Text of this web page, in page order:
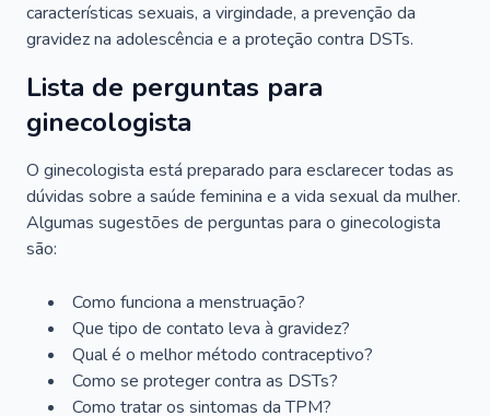
características sexuais, a virgindade, a prevenção da
gravidez na adolescência e a proteção contra DSTs.
Lista de perguntas para
ginecologista
O ginecologista está preparado para esclarecer todas as
dúvidas sobre a saúde feminina e a vida sexual da mulher.
Algumas sugestões de perguntas para o ginecologista
são:
Como funciona a menstruação?
Que tipo de contato leva à gravidez?
Qual é o melhor método contraceptivo?
Como se proteger contra as DSTs?
Como tratar os sintomas da TPM?